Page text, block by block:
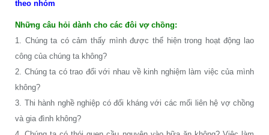
theo nhóm
Những câu hỏi dành cho các đôi vợ chồng:
1. Chúng ta có cảm thấy mình được thể hiện trong hoạt động lao
công của chúng ta không?
2. Chúng ta có trao đổi với nhau về kinh nghiệm làm việc của mình
không?
3. Thi hành nghề nghiệp có đối kháng với các mối liên hệ vợ chồng
và gia đình không?